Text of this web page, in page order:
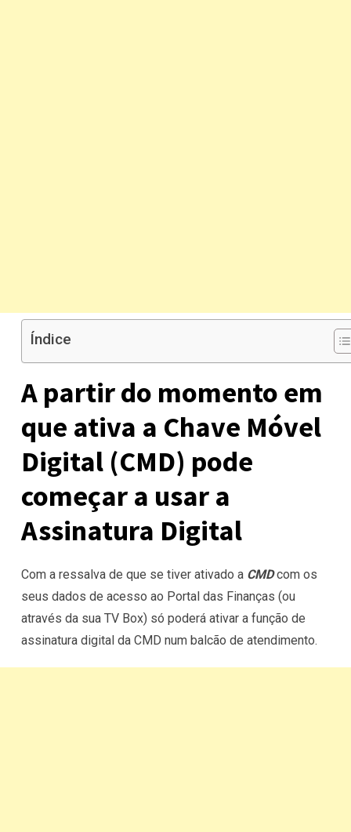
Índice
A partir do momento em
que ativa a Chave Móvel
Digital (CMD) pode
começar a usar a
Assinatura Digital
Com a ressalva de que se tiver ativado a CMDcom os
seus dados de acesso ao Portal das Finanças (ou
através da sua TV Box) só poderá ativar a função de
assinatura digital da CMD num balcão de atendimento.